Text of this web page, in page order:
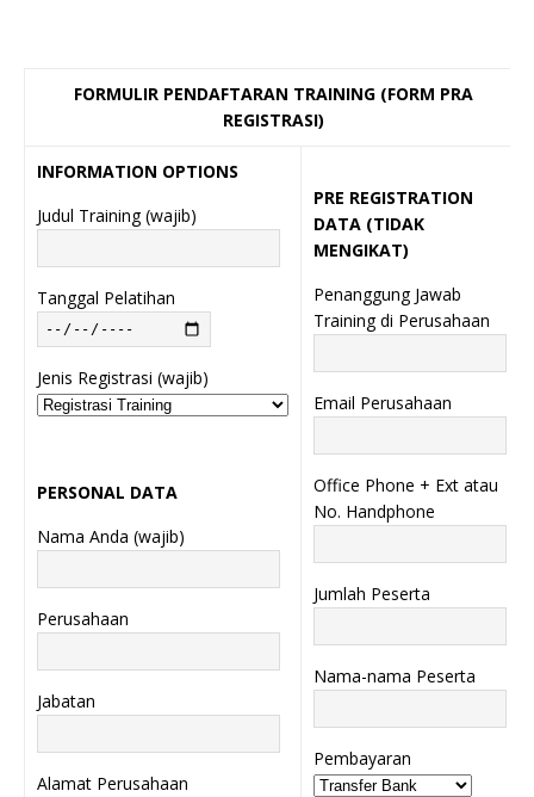
FORMULIR PENDAFTARAN TRAINING (FORM PRA
REGISTRASI)
INFORMATION OPTIONS
Judul Training (wajib)
Tanggal Pelatihan
Jenis Registrasi (wajib)
PERSONAL DATA
Nama Anda (wajib)
Perusahaan
Jabatan
Alamat Perusahaan
PRE REGISTRATION
DATA (TIDAK
MENGIKAT)
Penanggung Jawab
Training di Perusahaan
Email Perusahaan
Office Phone + Ext atau
No. Handphone
Jumlah Peserta
Nama-nama Peserta
Pembayaran